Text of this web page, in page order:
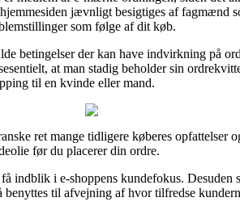
jævnligt besigtiges af fagmænd
som følge af dit køb.
betingelser der kan have indvirkning på
at man stadig beholder sin
til en kvinde eller mand.
ret mange tidligere køberes opfattelser
før du placerer din ordre.
indblik i e-shoppens kundefokus. Desuden
til afvejning af hvor tilfredse